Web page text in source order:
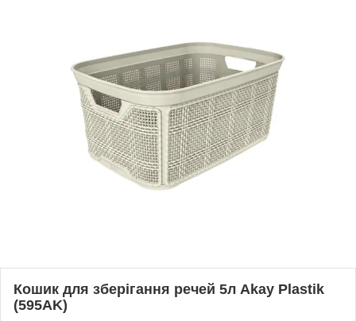
Кошик для зберігання речей 5л Akay Plastik
(595AK)